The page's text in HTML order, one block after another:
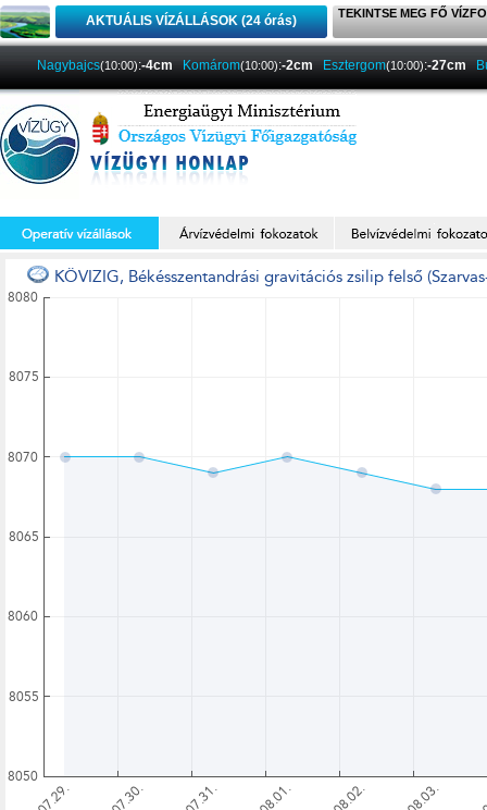
AKTUÁLIS VÍZÁLLÁSOK (24 órás) TEKINTSE MEG FŐ
Nagybajcs(10:00):-4cm Komárom(10:00):-2cm Esztergom(10:00):-27cm